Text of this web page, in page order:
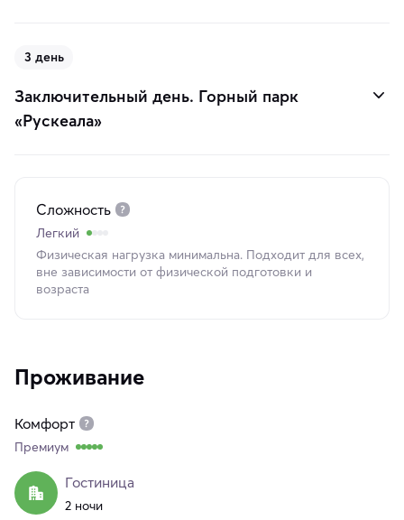
3 день
Заключительный день. Горный парк
«Рускеала»
Сложность
Легкий
Физическая нагрузка минимальна. Подходит для всех,
вне зависимости от физической подготовки и
возраста
Проживание
Комфорт
Премиум
Гостиница
2 ночи